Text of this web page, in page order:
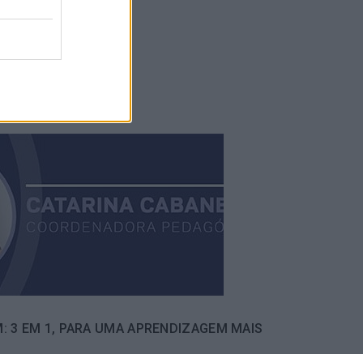
3 EM 1, PARA UMA APRENDIZAGEM MAIS